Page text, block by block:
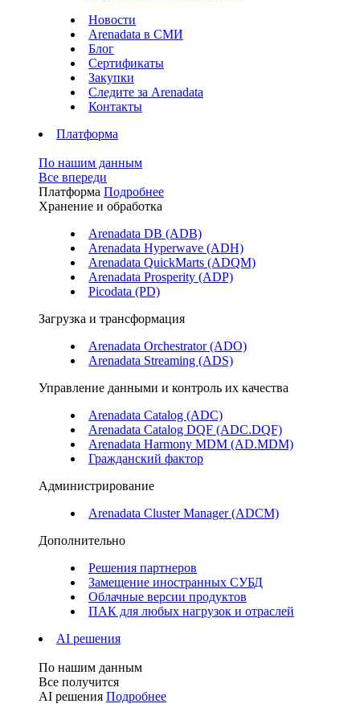
Новости
Arenadata в СМИ
Блог
Сертификаты
Закупки
Следите за Аrenadata
Контакты
Платформа
По нашим данным
Все впереди
Платформа Подробнее
Хранение и обработка
Arenadata DB (ADB)
Arenadata Hyperwave (ADH)
Arenadata QuickMarts (ADQM)
Arenadata Prosperity (ADP)
Picodata (PD)
Загрузка и трансформация
Arenadata Orchestrator (ADO)
Arenadata Streaming (ADS)
Управление данными и контроль их качества
Arenadata Catalog (ADC)
Arenadata Catalog DQF (ADС.DQF)
Arenadata Harmony MDM (AD.MDM)
Гражданский фактор
Администрирование
Arenadata Cluster Manager (ADCM)
Дополнительно
Решения партнеров
Замещение иностранных СУБД
Облачные версии продуктов
ПАК для любых нагрузок и отраслей
AI решения
По нашим данным
Все получится
AI решения Подробнее